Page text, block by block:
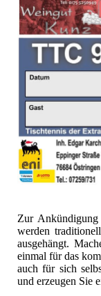
Zur Ankündigung
werden
ausgehängt.
einmal für das
auch für sich
und erzeugen Sie